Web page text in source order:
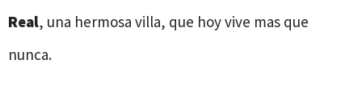
Real, una hermosa villa, que hoy vive mas que
nunca.